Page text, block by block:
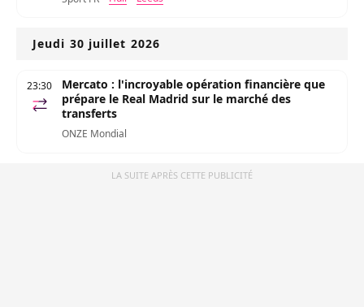
Jeudi 30 juillet 2026
23:30
Mercato : l'incroyable opération financière que
prépare le Real Madrid sur le marché des
transferts
ONZE Mondial
LA SUITE APRÈS CETTE PUBLICITÉ